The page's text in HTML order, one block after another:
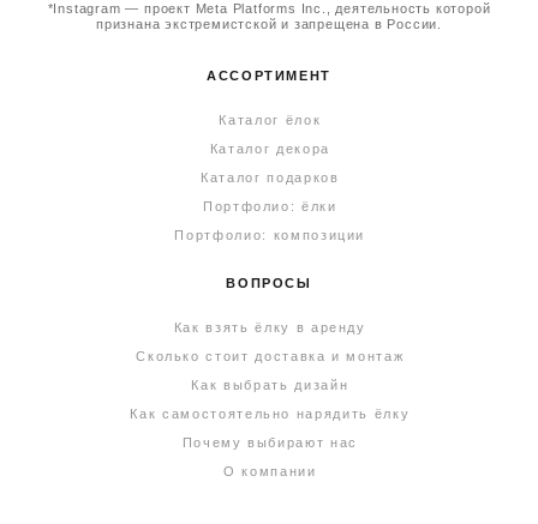
*Instagram — проект Meta Platforms Inc., деятельность которой
признана экстремистской и запрещена в России.
АССОРТИМЕНТ
Каталог ёлок
Каталог декора
Каталог подарков
Портфолио: ёлки
Портфолио: композиции
ВОПРОСЫ
Как взять ёлку в аренду
Сколько стоит доставка и монтаж
Как выбрать дизайн
Как самостоятельно нарядить ёлку
Почему выбирают нас
О компании